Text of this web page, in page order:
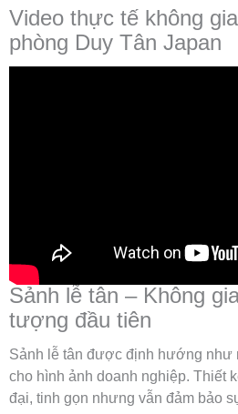
Video thực tế không
phòng Duy Tân Japan
Sảnh lễ tân – Không
tượng đầu tiên
Sảnh lễ tân được định hướng như
cho hình ảnh doanh nghiệp. Thiết
đại, tinh gọn nhưng vẫn đảm bảo